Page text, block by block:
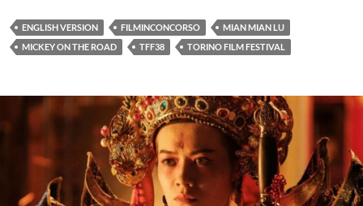
ENGLISH VERSION FILMINCONCORSO
MIAN MIAN LU
MICKEY ON THE ROAD
TFF38 TORINO FILM FESTIVAL